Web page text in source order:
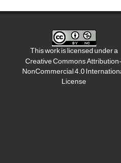
This work is licensed under a
Creative Commons
NonCommercial 4.0
License